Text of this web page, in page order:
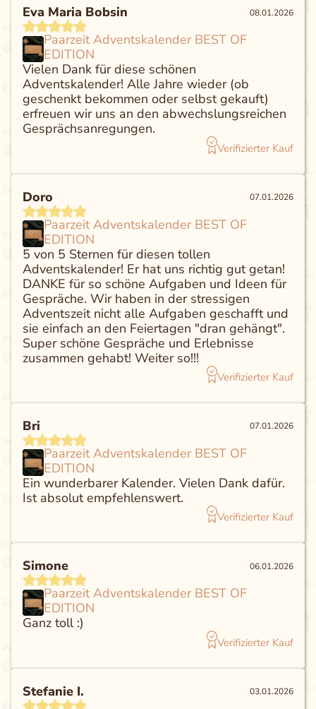
Eva Maria Bobsin 08.01.2026
Paarzeit Adventskalender BEST OF
EDITION
Vielen Dank für diese schönen
Adventskalender! Alle Jahre wieder (ob
geschenkt bekommen oder selbst gekauft)
erfreuen wir uns an den abwechslungsreichen
Gesprächsanregungen.
Verifizierter Kauf
Doro 07.01.2026
Paarzeit Adventskalender BEST OF
EDITION
5 von 5 Sternen für diesen tollen
Adventskalender! Er hat uns richtig gut getan!
DANKE für so schöne Aufgaben und Ideen für
Gespräche. Wir haben in der stressigen
Adventszeit nicht alle Aufgaben geschafft und
sie einfach an den Feiertagen "dran gehängt".
Super schöne Gespräche und Erlebnisse
zusammen gehabt! Weiter so!!!
Verifizierter Kauf
Bri 07.01.2026
Paarzeit Adventskalender BEST OF
EDITION
Ein wunderbarer Kalender. Vielen Dank dafür.
Ist absolut empfehlenswert.
Verifizierter Kauf
Simone 06.01.2026
Paarzeit Adventskalender BEST OF
EDITION
Ganz toll :)
Verifizierter Kauf
Stefanie I. 03.01.2026